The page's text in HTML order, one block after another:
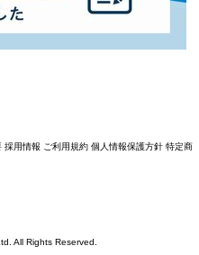
採用情報 ご利用規約 個人情報保護方針 特定商
All Rights Reserved.